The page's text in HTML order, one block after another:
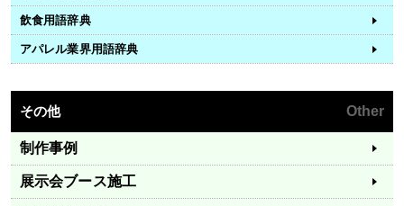
飲食用語辞典
アパレル業界用語辞典
その他 Other
制作事例
展示会ブース施工